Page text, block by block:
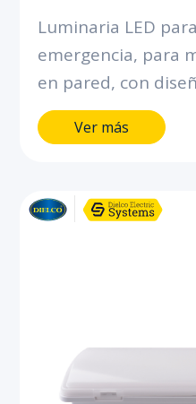
Luminaria LED
emergencia, para
en pared, con
con batería
Ver más